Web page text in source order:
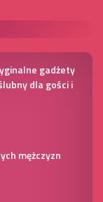
gadżety
dla gości i
mężczyzn